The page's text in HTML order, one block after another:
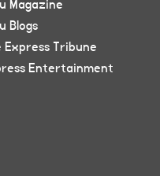
Magazine
Blogs
Express Tribune
Entertainment